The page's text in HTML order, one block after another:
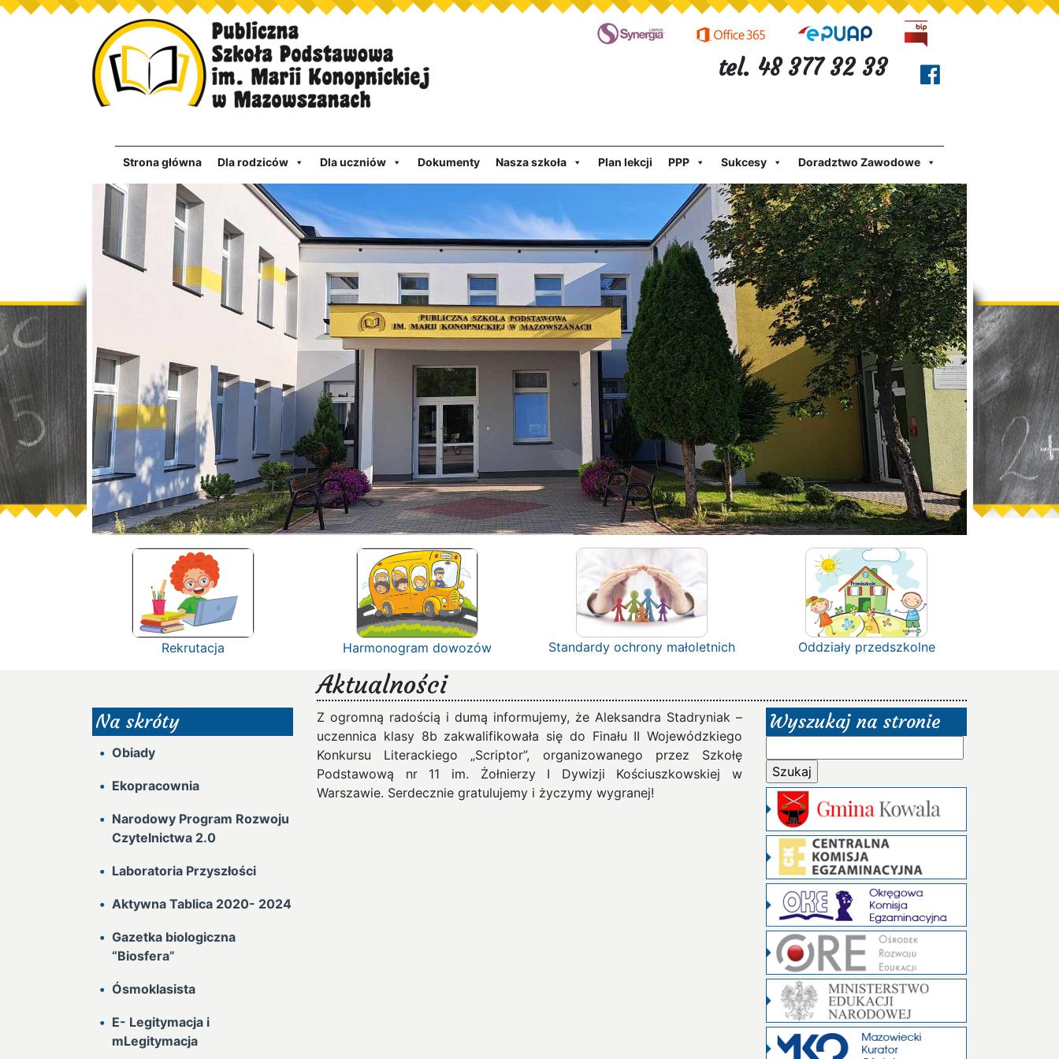
tel. 48 377 32 33
Strona główna Dla rodziców Dla uczniów Dokumenty Nasza szkoła Plan lekcji PPP Sukcesy Doradztwo Zawodowe
Rekrutacja Harmonogram dowozów Standardy ochrony małoletnich Oddziały przedszkolne
Aktualności
Na skróty
Obiady
Ekopracownia
Narodowy Program Rozwoju
Czytelnictwa 2.0
Laboratoria Przyszłości
Aktywna Tablica 2020- 2024
Gazetka biologiczna
“Biosfera”
Ósmoklasista
E- Legitymacja i
mLegitymacja
Z ogromną radością i dumą informujemy, że Aleksandra Stadryniak –
uczennica klasy 8b zakwalifikowała się do Finału II Wojewódzkiego
Konkursu Literackiego „Scriptor”, organizowanego przez Szkołę
Podstawową nr 11 im. Żołnierzy I Dywizji Kościuszkowskiej w
Warszawie. Serdecznie gratulujemy i życzymy wygranej!
Wyszukaj na stronie